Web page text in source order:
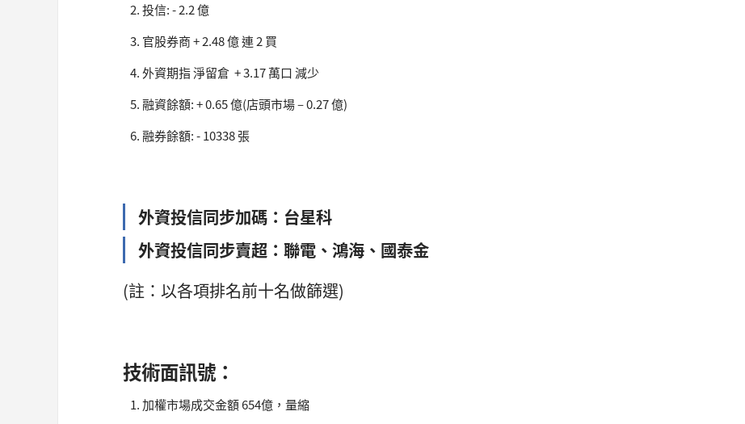
投信: - 2.2 億
官股券商 + 2.48 億 連 2 買
外資期指 淨留倉 + 3.17 萬口 減少
融資餘額: + 0.65 億(店頭市場 – 0.27 億)
融券餘額: - 10338 張
外資投信同步加碼：台星科
外資投信同步賣超：聯電、鴻海、國泰金
(註：以各項排名前十名做篩選)
技術面訊號：
加權市場成交金額 654億，量縮